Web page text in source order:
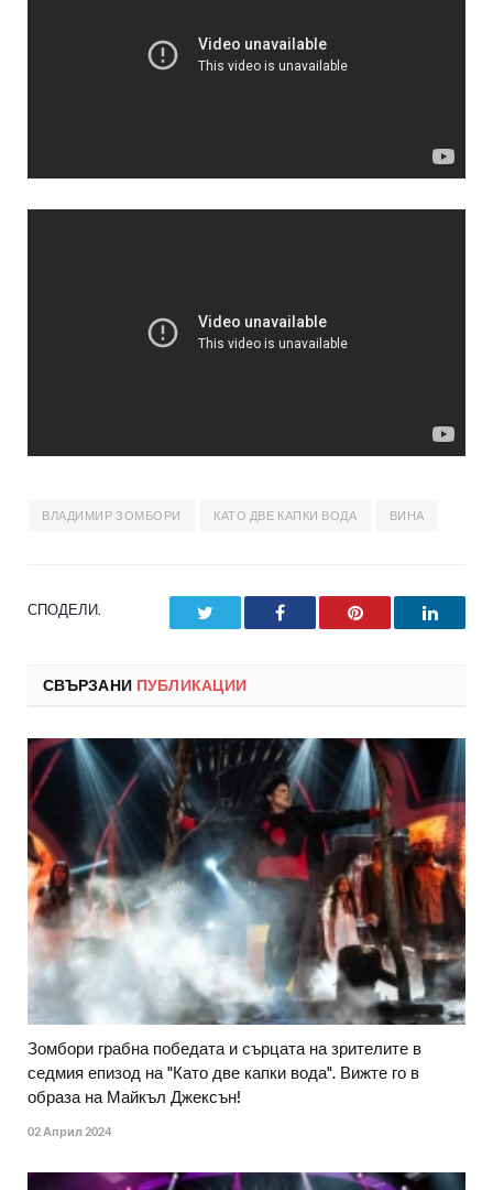
ВЛАДИМИР ЗОМБОРИ КАТО ДВЕ КАПКИ ВОДА ВИНА
СПОДЕЛИ. Facebook Pinterest
СВЪРЗАНИ ПУБЛИКАЦИИ
Зомбори грабна победата и сърцата на зрителите в
седмия епизод на "Като две капки вода". Вижте го в
образа на Майкъл Джексън!
02 Април 2024